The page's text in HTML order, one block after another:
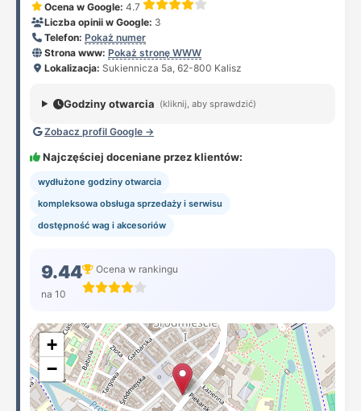
Ocena w Google: 4.7
Liczba opinii w Google: 3
Telefon: Pokaż numer
Strona www: Pokaż stronę WWW
Lokalizacja: Sukiennicza 5a, 62-800 Kalisz
Godziny otwarcia (kliknij, aby sprawdzić)
Zobacz profil Google →
Najczęściej doceniane przez klientów:
wydłużone godziny otwarcia
kompleksowa obsługa sprzedaży i serwisu
dostępność wag i akcesoriów
9.44
na 10
Ocena w rankingu
+
−